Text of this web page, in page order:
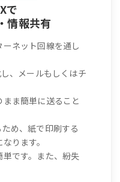
で
情報共有
ネット回線を通し
、メールもしくはチ
ま簡単に送ること
め、紙で印刷する
ります。
です。また、紛失